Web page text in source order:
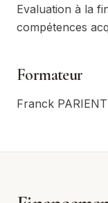
Evaluation à la
compétences
Formateur
Franck